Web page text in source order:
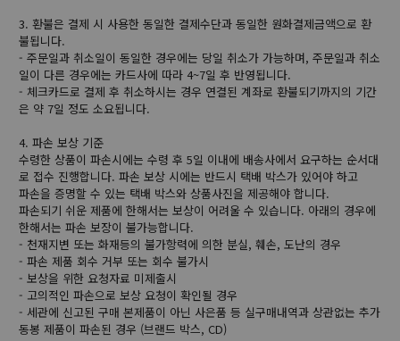
3. 환불은 결제 시 사용한 동일한 결제수단과 동일한 원화결제금액으로 환
불됩니다.
- 주문일과 취소일이 동일한 경우에는 당일 취소가 가능하며, 주문일과 취소
일이 다른 경우에는 카드사에 따라 4~7일 후 반영됩니다.
- 체크카드로 결제 후 취소하시는 경우 연결된 계좌로 환불되기까지의 기간
은 약 7일 정도 소요됩니다.
4. 파손 보상 기준
수령한 상품이 파손시에는 수령 후 5일 이내에 배송사에서 요구하는 순서대
로 접수 진행합니다. 파손 보상 시에는 반드시 택배 박스가 있어야 하고
파손을 증명할 수 있는 택배 박스와 상품사진을 제공해야 합니다.
파손되기 쉬운 제품에 한해서는 보상이 어려울 수 있습니다. 아래의 경우에
한해서는 파손 보장이 불가능합니다.
- 천재지변 또는 화재등의 불가항력에 의한 분실, 훼손, 도난의 경우
- 파손 제품 회수 거부 또는 회수 불가시
- 보상을 위한 요청자료 미제출시
- 고의적인 파손으로 보상 요청이 확인될 경우
- 세관에 신고된 구매 본제품이 아닌 사은품 등 실구매내역과 상관없는 추가
동봉 제품이 파손된 경우 (브랜드 박스, CD)